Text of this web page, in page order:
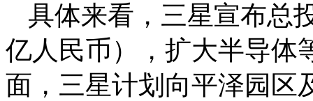
具体来看，三星宣布总
亿人民币），扩大半导体
面，三星计划向平泽园区